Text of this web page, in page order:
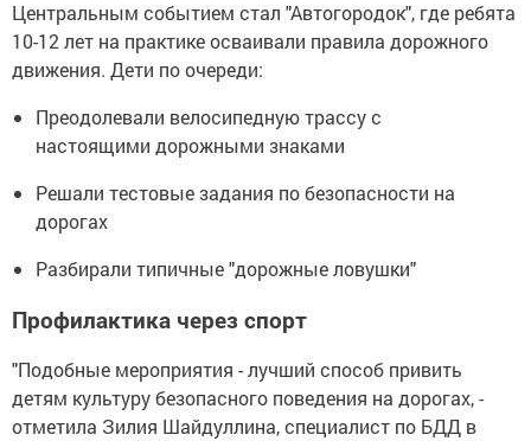
Центральным событием стал "Автогородок", где ребята
10-12 лет на практике осваивали правила дорожного
движения. Дети по очереди:
Преодолевали велосипедную трассу с
настоящими дорожными знаками
Решали тестовые задания по безопасности на
дорогах
Разбирали типичные "дорожные ловушки"
Профилактика через спорт
"Подобные мероприятия - лучший способ привить
детям культуру безопасного поведения на дорогах, -
отметила Зилия Шайдуллина, специалист по БДД в